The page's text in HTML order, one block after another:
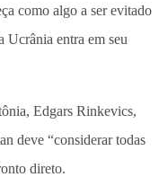
como algo a ser evitado
Ucrânia entra em seu
Edgars Rinkevics,
deve “considerar todas
direto.